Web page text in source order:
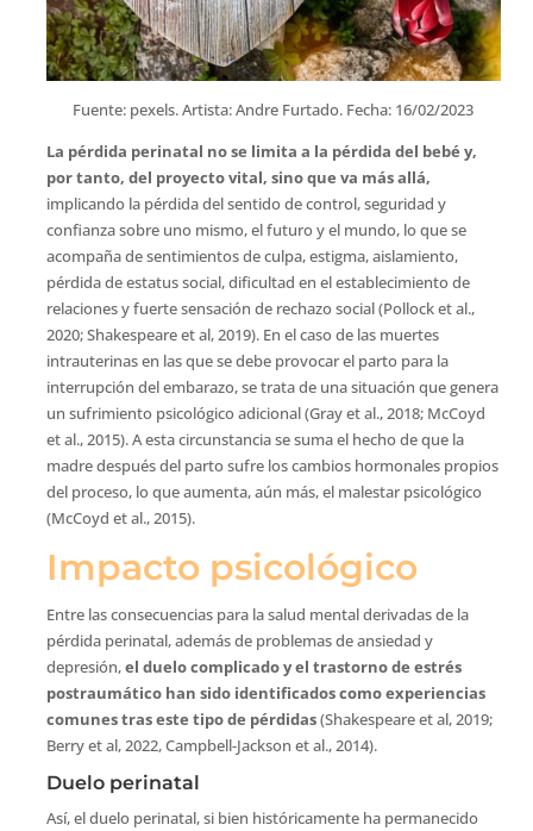
Fuente: pexels. Artista: Andre Furtado. Fecha: 16/02/2023
La pérdida perinatal no se limita a la pérdida del bebé y,
por tanto, del proyecto vital, sino que va más allá,
implicando la pérdida del sentido de control, seguridad y
confianza sobre uno mismo, el futuro y el mundo, lo que se
acompaña de sentimientos de culpa, estigma, aislamiento,
pérdida de estatus social, dificultad en el establecimiento de
relaciones y fuerte sensación de rechazo social (Pollock et al.,
2020; Shakespeare et al, 2019). En el caso de las muertes
intrauterinas en las que se debe provocar el parto para la
interrupción del embarazo, se trata de una situación que genera
un sufrimiento psicológico adicional (Gray et al., 2018; McCoyd
et al., 2015). A esta circunstancia se suma el hecho de que la
madre después del parto sufre los cambios hormonales propios
del proceso, lo que aumenta, aún más, el malestar psicológico
(McCoyd et al., 2015).
Impacto psicológico
Entre las consecuencias para la salud mental derivadas de la
pérdida perinatal, además de problemas de ansiedad y
depresión,el duelo complicado y el trastorno de estrés
postraumático han sido identificados como experiencias
comunes tras este tipo de pérdidas(Shakespeare et al, 2019;
Berry et al, 2022, Campbell-Jackson et al., 2014).
Duelo perinatal
Así, el duelo perinatal, si bien históricamente ha permanecido